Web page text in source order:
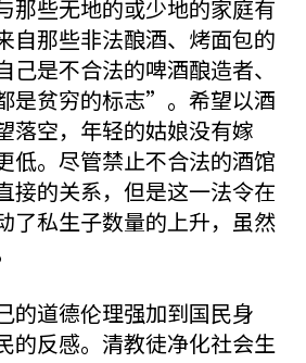
那些无地的或少地的家庭有
自那些非法酿酒、烤面包的
己是不合法的啤酒酿造者、
是贫穷的标志”。希望以酒
落空，年轻的姑娘没有嫁
低。尽管禁止不合法的酒馆
接的关系，但是这一法令在
了私生子数量的上升，虽然
道德伦理强加到国民身
的反感。清教徒净化社会生